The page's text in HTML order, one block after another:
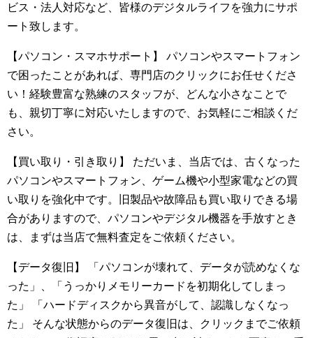
ビス・法人対応など、皆様のデジタルライフを強力にサポ
ート致します。
【パソコン・スマホサポート】
パソコンやスマートフォン
で困ったことがあれば、専門店のクリックにお任せくださ
い！経験豊富な熟練のスタッフが、どんな小さなことで
も、親切丁寧に対応いたしますので、お気軽にご相談くだ
さい。
【買い取り・引き取り】
ただいま、当店では、古くなった
パソコンやスマートフォン、ゲーム機や小型家電などの買
い取りを強化中です。旧製品や故障品も買い取りできる場
合がありますので、パソコンやデジタル機器を手放すとき
は、まずは当店で無料査定をご依頼ください。
【データ復旧】
「パソコンが壊れて、データが読めなくな
った」、「うっかりメモリーカードを初期化してしまっ
た」
「ハードディスクから異音がして、認識しなくなっ
た」
そんな状態からのデータ復旧は、クリックまでご依頼